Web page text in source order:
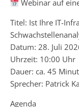
Webinar auf
Titel: Ist Ihre IT-
Datum: 28. Juli
Uhrzeit: 10:00 Uhr
Dauer: ca. 45
Sprecher: Patrick
Agenda